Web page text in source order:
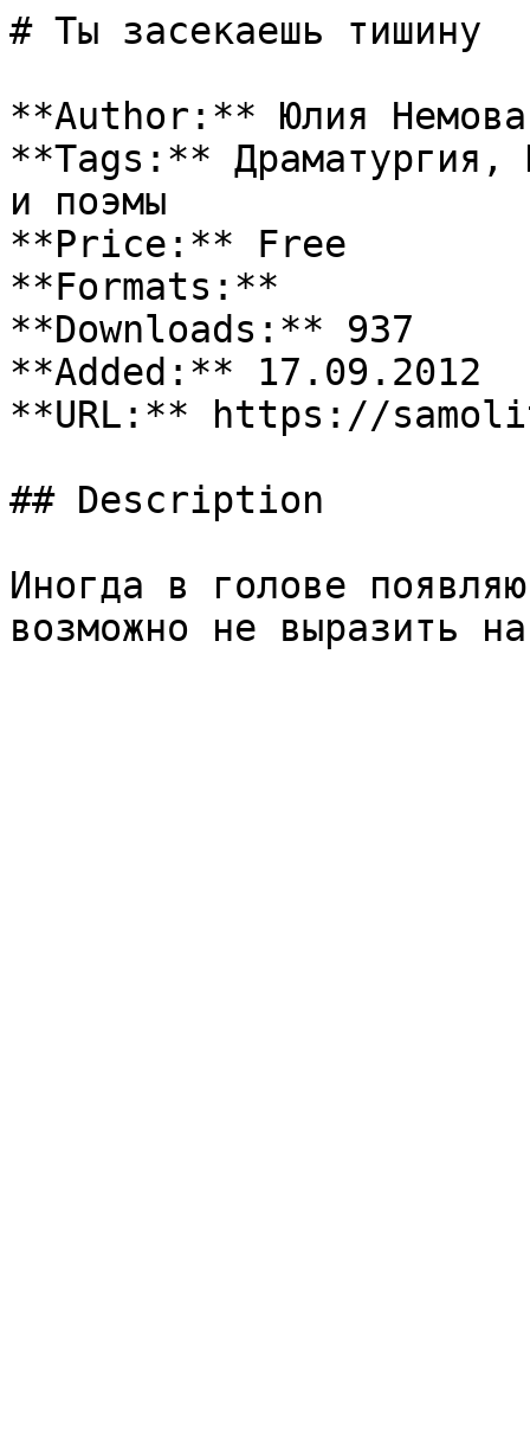
# Ты засекаешь тишину
**Author:** Юлия Немова
**Tags:** Драматургия,
и поэмы
**Price:** Free
**Formats:**
**Downloads:** 937
**Added:** 17.09.2012
**URL:** https://
## Description
Иногда в голове
возможно не выразить